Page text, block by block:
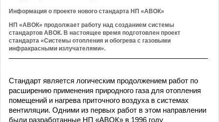
Информация о проекте нового стандарта НП «АВОК»
НП «АВОК» продолжает работу над созданием системы
стандартов АВОК. В настоящее время подготовлен проект
стандарта «Системы отопления и обогрева с газовыми
инфракрасными излучателями».
Стандарт является логическим продолжением работ по
расширению применения природного газа для отопления
помещений и нагрева приточного воздуха в системах
вентиляции. Одними из первых работ в этом направлении
были разработанные НП «АВОК» в 1996 году